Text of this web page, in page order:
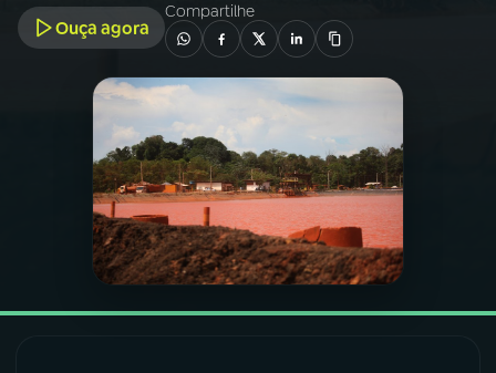
03PROGRAMAÇÃO
PROGRAMAS
PODCASTS
VIDEOCASTS
07ÚLTIMAS
Ouça agora
Compartilhe